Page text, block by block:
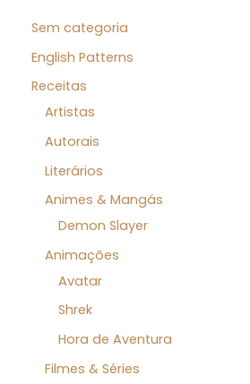
Sem categoria
English Patterns
Receitas
Artistas
Autorais
Literários
Animes & Mangás
Demon Slayer
Animações
Avatar
Shrek
Hora de Aventura
Filmes & Séries